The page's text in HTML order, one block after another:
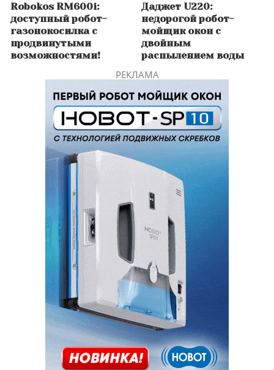
Robokos RM600i:
доступный робот-
газонокосилка с
продвинутыми
возможностями!
Даджет U220:
недорогой робот-
мойщик окон с
двойным
распылением воды
РЕКЛАМА